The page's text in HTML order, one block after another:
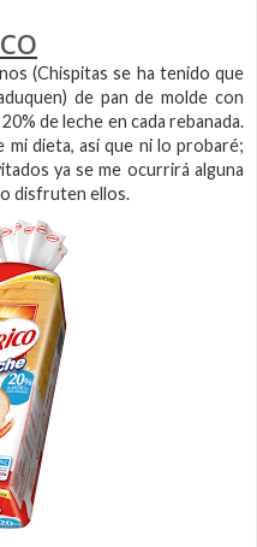
(Chispitas se ha tenido que
de pan de molde con
de leche en cada rebanada.
dieta, así que ni lo probaré;
ya se me ocurrirá alguna
disfruten ellos.